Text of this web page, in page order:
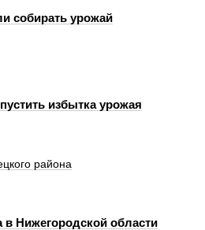
собирать урожай
избытка урожая
района
в Нижегородской области